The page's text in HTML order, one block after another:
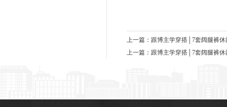
上一篇： 跟博主学穿搭│7套阔腿裤
上一篇： 跟博主学穿搭│7套阔腿裤